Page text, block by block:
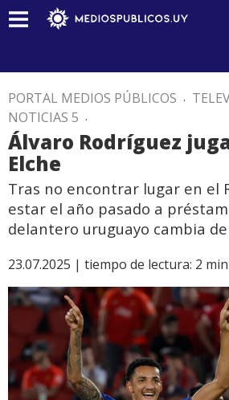
PORTAL MEDIOS PÚBLICOS .
NOTICIAS 5 .
Álvaro Rodríguez
Elche
Tras no encontrar lugar en el
estar el año pasado a
delantero uruguayo cambia
23.07.2025 | tiempo de lectura: 2